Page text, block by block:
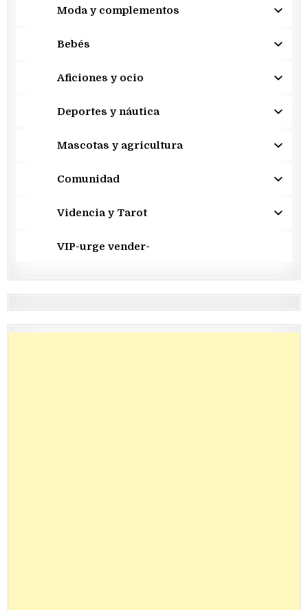
Moda y complementos
Bebés
Aficiones y ocio
Deportes y náutica
Mascotas y agricultura
Comunidad
Videncia y Tarot
VIP-urge vender-